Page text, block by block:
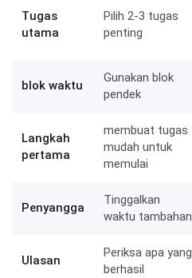
Tugas
utama
Pilih 2-3 tugas
penting
blok waktu
Gunakan blok
pendek
Langkah
pertama
membuat tugas
mudah untuk
memulai
Penyangga
Tinggalkan
waktu tambahan
Ulasan
Periksa apa yang
berhasil